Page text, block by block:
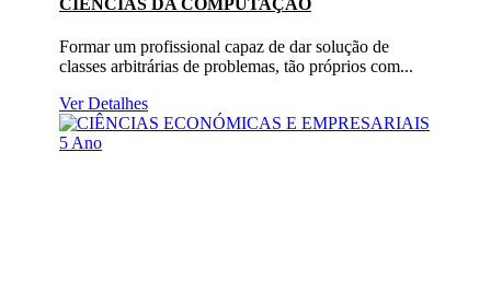
CIÊNCIAS DA COMPUTAÇÃO
Formar um profissional capaz de dar solução de
classes arbitrárias de problemas, tão próprios com...
Ver Detalhes
5 Ano